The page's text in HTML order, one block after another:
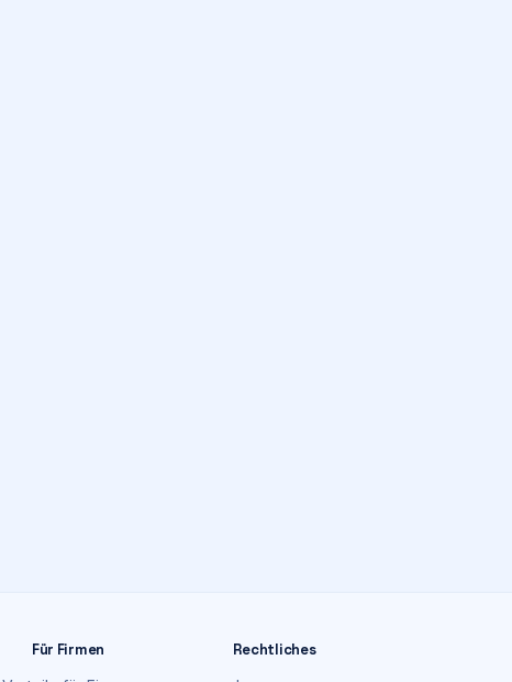
Für Firmen
Rechtliches